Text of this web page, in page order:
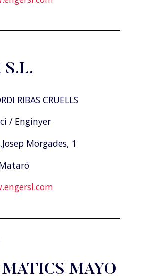
S.L.
RIBAS CRUELLS
/ Enginyer
Morgades, 1
Mataró
MAYO